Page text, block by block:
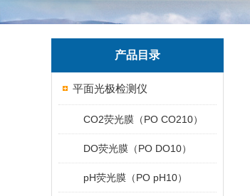
产品目录
平面光极检测仪
CO2荧光膜（PO CO210）
DO荧光膜（PO DO10）
pH荧光膜（PO pH10）